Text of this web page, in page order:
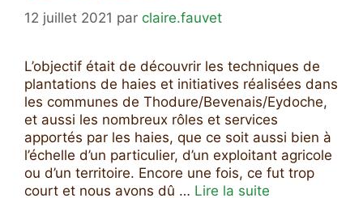
12 juillet 2021 par claire.fauvet
L’objectif était de découvrir les techniques de
plantations de haies et initiatives réalisées dans
les communes de Thodure/Bevenais/Eydoche,
et aussi les nombreux rôles et services
apportés par les haies, que ce soit aussi bien à
l’échelle d’un particulier, d’un exploitant agricole
ou d’un territoire. Encore une fois, ce fut trop
court et nous avons dû … Lire la suite